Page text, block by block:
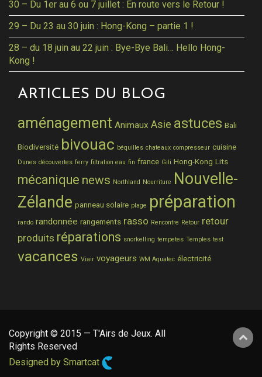
30 – Du 1er au 6 ou 7 juillet : En route vers le Retour !
29 – Du 23 au 30 juin : Hong-Kong – partie 1 !
28 – du 18 juin au 22 juin : Bye-Bye Bali… Hello Hong-
Kong !
ARTICLES DU BLOG
aménagement Animaux Asie astuces Bali
Biodiversité bivouac béquilles chateaux compresseur cuisine
Dunes découvertes ferry filtration eau fin france Gili Hong-Kong Lits
mécanique news Northland Nourriture Nouvelle-
Zélande panneau solaire plage préparation
rando randonnée rangements rasso Rencontre Retour retour
produits réparations snorkelling tempetes Temples test
vacances Viair voyageurs WM Aquatec électricité
Copyright © 2015 — T'Airs de Jeux. All
Rights Reserved
Designed by Smartcat